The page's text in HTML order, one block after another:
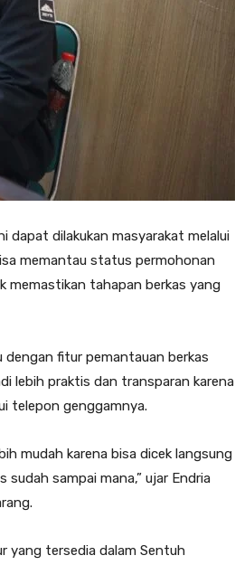
dapat dilakukan masyarakat melalui
memantau status permohonan
memastikan tahapan berkas yang
dengan fitur pemantauan berkas
lebih praktis dan transparan karena
telepon genggamnya.
mudah karena bisa dicek langsung
sampai mana,” ujar Endria
yang tersedia dalam Sentuh